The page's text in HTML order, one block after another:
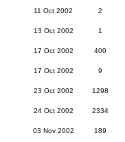
11 Oct 2002 2
13 Oct 2002 1
17 Oct 2002 400
17 Oct 2002 9
23 Oct 2002 1298
24 Oct 2002 2334
03 Nov 2002 189